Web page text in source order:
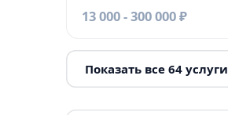
13 000 - 300 000 ₽
Показать все 64 услуги